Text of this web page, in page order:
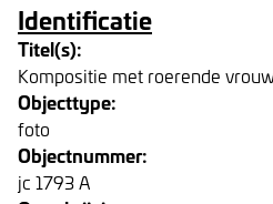
Identificatie
Titel(s):
Kompositie met roerende
Objecttype:
foto
Objectnummer:
jc 1793 A